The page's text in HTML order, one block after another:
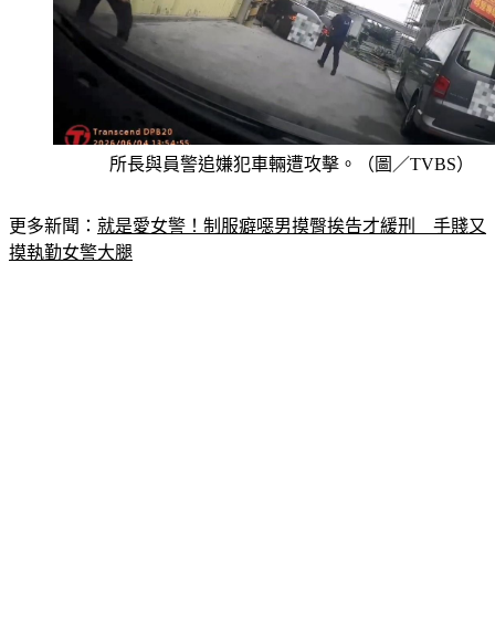
所長與員警追嫌犯車輛遭攻擊。（圖／TVBS）
更多新聞： 就是愛女警！制服癖噁男摸臀挨告才緩刑　手賤又
摸執勤女警大腿